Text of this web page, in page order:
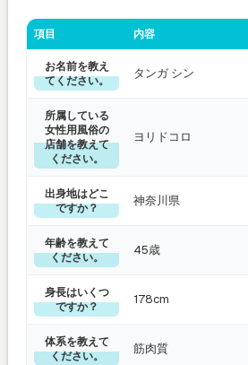
項目 内容
お名前を教え
てください。
タンガ シン
所属している
女性用風俗の
店舗を教えて
ください。
ヨリドコロ
出身地はどこ
ですか？
神奈川県
年齢を教えて
ください。
45歳
身長はいくつ
ですか？
178cm
体系を教えて
ください。
筋肉質